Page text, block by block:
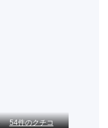
54件のクチコ